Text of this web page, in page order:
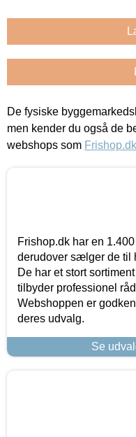
De fysiske
men kender du også de
webshops som Frishop.dk
Frishop.dk har en
derudover sælger de til
De har et stort
tilbyder professionel
Webshoppen er
deres udvalg.
Se